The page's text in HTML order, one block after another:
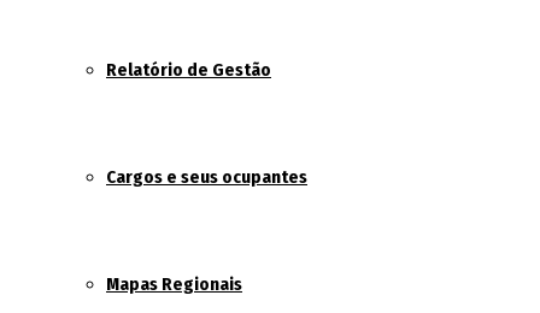
Relatório de Gestão
Cargos e seus ocupantes
Mapas Regionais